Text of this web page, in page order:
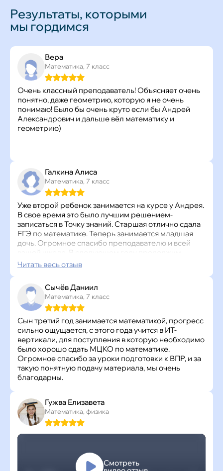
Результаты, которыми
мы гордимся
Вера
Математика, 7 класс
Очень классный преподаватель! Объясняет очень
понятно, даже геометрию, которую я не очень
понимаю! Было бы очень круто если бы Андрей
Александрович и дальше вёл математику и
геометрию)
Галкина Алиса
Математика, 7 класс
Уже второй ребенок занимается на курсе у Андрея.
В свое время это было лучшим решением-
записаться в Точку знаний. Старшая отлично сдала
ЕГЭ по математике. Теперь занимается младшая
дочь. Огромное спасибо преподавателю и всей
вашей школе. В следующем году продолжим
заниматься, уже записаны по предварительной
Читать весь отзыв
Сычёв Даниил
Математика, 7 класс
Сын третий год занимается математикой, прогресс
сильно ощущается, с этого года учится в ИТ-
вертикали, для поступления в которую необходимо
было хорошо сдать МЦКО по математике.
Огромное спасибо за уроки подготовки к ВПР, и за
такую понятную подачу материала, мы очень
благодарны.
Гужва Елизавета
Математика, физика
Смотреть